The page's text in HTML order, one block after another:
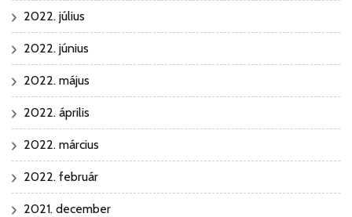
2022. július
2022. június
2022. május
2022. április
2022. március
2022. február
2021. december